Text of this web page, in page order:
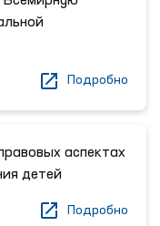
Подробно
аспектах
детей
Подробно